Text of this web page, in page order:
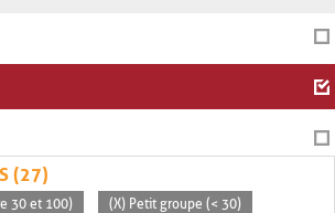
(27)
30 et 100) (X) Petit groupe (< 30)